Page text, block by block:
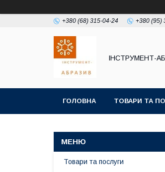
+380 (68) 315-04-24 +380 (95)
ІНСТРУМЕНТ-
ГОЛОВНА ТОВАРИ ТА
Товари та послуги